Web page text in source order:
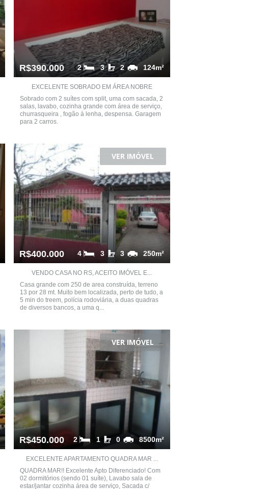
R$390.000 124m²
2
3
2
EXCELENTE SOBRADO EM ÁREA NOBRE
Sobrado com 2 suítes com split, uma com sacada, 2
salas, lavabo, cozinha grande com área de serviço,
churrasqueira , fogão à lenha, despensa. Garagem
para 2 carros.
VER IMÓVEL
R$400.000 250m²
3
3
4
VENDO CASA NO RS, ACEITO IMÓVEL E...
Casa grande com 250 de area construída, terreno
13 por 28 mt. Muito bem localizada, perto de tudo, a
5 min do treem, polícia rodoviária, a duas quadras
de diversos bancos, a uma q...
VER IMÓVEL
R$450.000 8500m²
0
1
2
EXCELENTE APARTAMENTO QUADRA MAR ...
QUADRA MAR!! Excelente Apto Diferenciado! Com
02 dormitórios (sendo 01 suíte), Lavabo sala de
estar/jantar cozinha área de serviço, Sacada c/